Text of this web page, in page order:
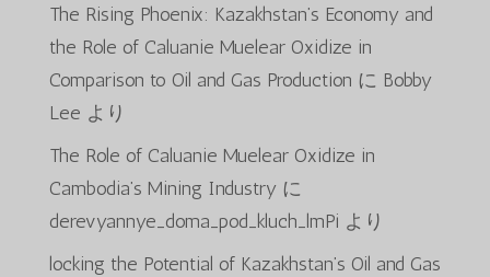
The Rising Phoenix: Kazakhstan’s Economy and
the Role of Caluanie Muelear Oxidize in
Comparison to Oil and Gas Production に Bobby
Lee より
The Role of Caluanie Muelear Oxidize in
Cambodia’s Mining Industryに
derevyannye_doma_pod_kluch_lmPi より
locking the Potential of Kazakhstan’s Oil and Gas